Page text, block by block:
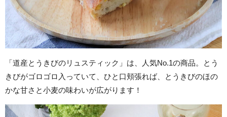
「道産とうきびのリュスティック」は、人気No.1の商品。とう
きびがゴロゴロ入っていて、ひと口頬張れば、とうきびのほの
かな甘さと小麦の味わいが広がります！